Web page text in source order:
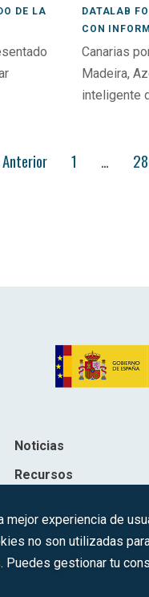
DE LA
DATALAB
CON
Canarias
Madeira,
inteligente
1 …
Noticias
Recursos
experiencia de
no son utilizadas
Puedes gestionar tu